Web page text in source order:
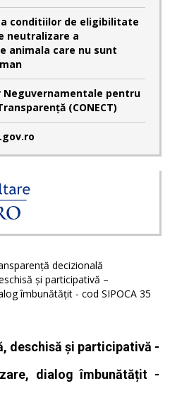
conditiilor de eligibilitate
neutralizare a
animala care nu sunt
pentru
(CONECT)
decizională
și participativă –
îmbunătățit - cod SIPOCA 35
deschisă și participativă -
dialog îmbunătățit -